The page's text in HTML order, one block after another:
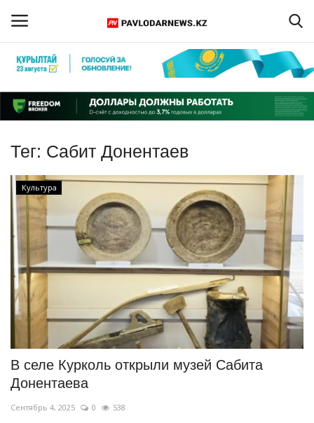
Регистрация
Главная
Обратная связь
ПАВЛОДАРСКАЯ ОБЛАСТЬ
КАЗАХСТАН
МИР
СПЕЦПРОЕКТЫ
СПОРТ
Чек-лист
РАЗВЛЕЧЕНИЯ
Тег: Сабит Донентаев
Культура
В селе Курколь открыли музей Сабита
Донентаева
Сентябрь 4, 2025 0 538